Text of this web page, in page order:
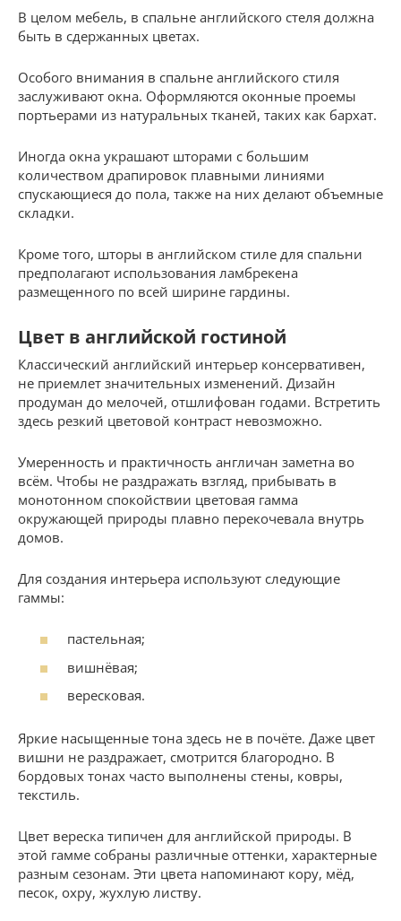
В целом мебель, в спальне английского стеля должна
быть в сдержанных цветах.
Особого внимания в спальне английского стиля
заслуживают окна. Оформляются оконные проемы
портьерами из натуральных тканей, таких как бархат.
Иногда окна украшают шторами с большим
количеством драпировок плавными линиями
спускающиеся до пола, также на них делают объемные
складки.
Кроме того, шторы в английском стиле для спальни
предполагают использования ламбрекена
размещенного по всей ширине гардины.
Цвет в английской гостиной
Классический английский интерьер консервативен,
не приемлет значительных изменений. Дизайн
продуман до мелочей, отшлифован годами. Встретить
здесь резкий цветовой контраст невозможно.
Умеренность и практичность англичан заметна во
всём. Чтобы не раздражать взгляд, прибывать в
монотонном спокойствии цветовая гамма
окружающей природы плавно перекочевала внутрь
домов.
Для создания интерьера используют следующие
гаммы:
пастельная;
вишнёвая;
вересковая.
Яркие насыщенные тона здесь не в почёте. Даже цвет
вишни не раздражает, смотрится благородно. В
бордовых тонах часто выполнены стены, ковры,
текстиль.
Цвет вереска типичен для английской природы. В
этой гамме собраны различные оттенки, характерные
разным сезонам. Эти цвета напоминают кору, мёд,
песок, охру, жухлую листву.